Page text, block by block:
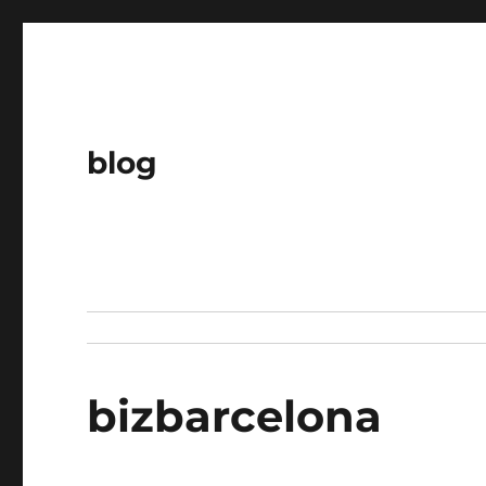
blog
bizbarcelona